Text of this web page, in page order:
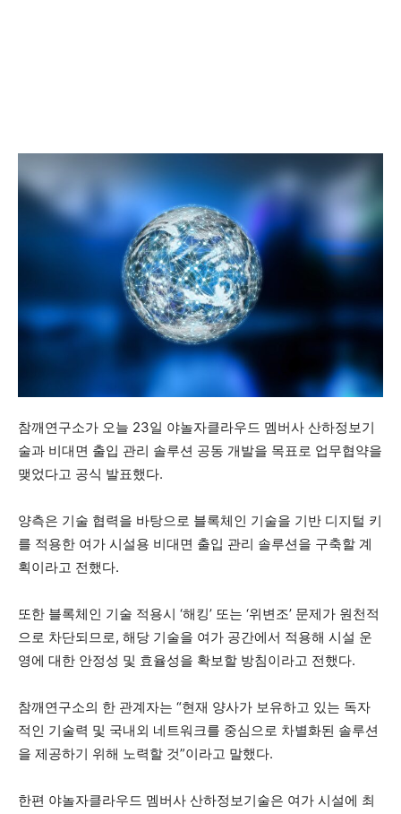
참깨연구소가 오늘 23일 야놀자클라우드 멤버사 산하정보기
술과 비대면 출입 관리 솔루션 공동 개발을 목표로 업무협약을
맺었다고 공식 발표했다.
양측은 기술 협력을 바탕으로 블록체인 기술을 기반 디지털 키
를 적용한 여가 시설용 비대면 출입 관리 솔루션을 구축할 계
획이라고 전했다.
또한 블록체인 기술 적용시 ‘해킹’ 또는 ‘위변조’ 문제가 원천적
으로 차단되므로, 해당 기술을 여가 공간에서 적용해 시설 운
영에 대한 안정성 및 효율성을 확보할 방침이라고 전했다.
참깨연구소의 한 관계자는 “현재 양사가 보유하고 있는 독자
적인 기술력 및 국내외 네트워크를 중심으로 차별화된 솔루션
을 제공하기 위해 노력할 것”이라고 말했다.
한편 야놀자클라우드 멤버사 산하정보기술은 여가 시설에 최